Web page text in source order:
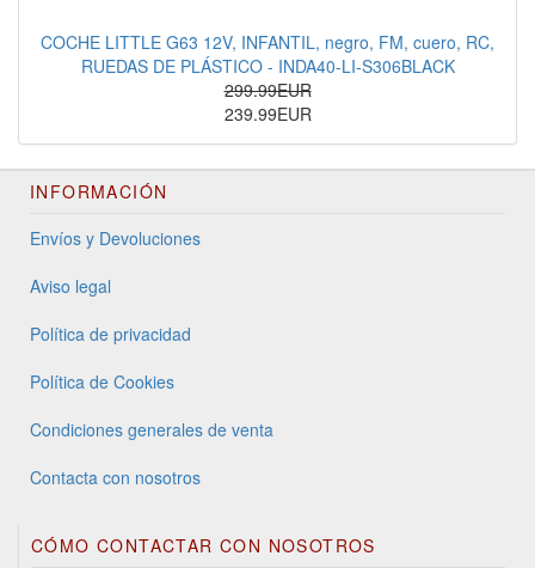
COCHE LITTLE G63 12V, INFANTIL, negro, FM, cuero, RC,
RUEDAS DE PLÁSTICO - INDA40-LI-S306BLACK
299.99EUR
239.99EUR
INFORMACIÓN
Envíos y Devoluciones
Aviso legal
Política de privacidad
Política de Cookies
Condiciones generales de venta
Contacta con nosotros
CÓMO CONTACTAR CON NOSOTROS